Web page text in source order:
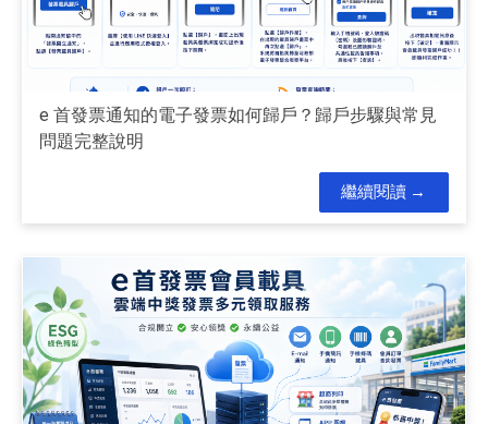
e 首發票通知的電子發票如何歸戶？歸戶步驟與常見
問題完整說明
繼續閱讀